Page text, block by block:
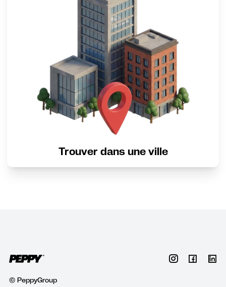
Trouver dans une ville
© PeppyGroup